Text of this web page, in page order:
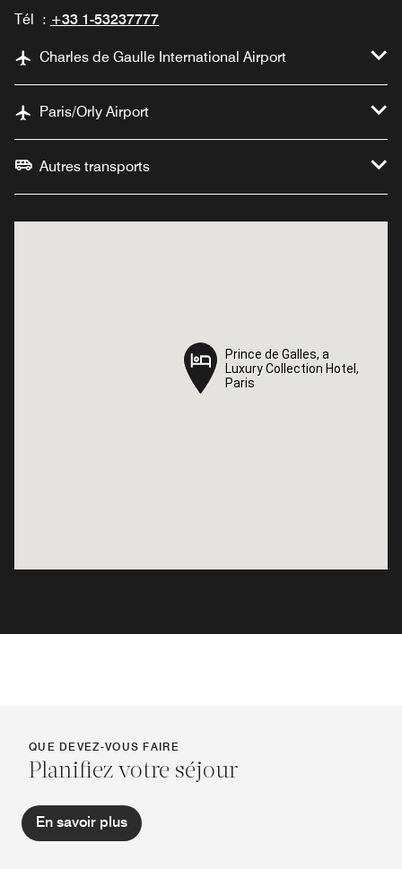
Tél : +33 1-53237777
Charles de Gaulle International Airport
Paris/Orly Airport
Autres transports
Prince de Galles, a
Luxury Collection Hotel,
Paris
Prince de Galles, a
Luxury Collection Hotel,
Paris
QUE DEVEZ-VOUS FAIRE
Planifiez votre séjour
En savoir plus